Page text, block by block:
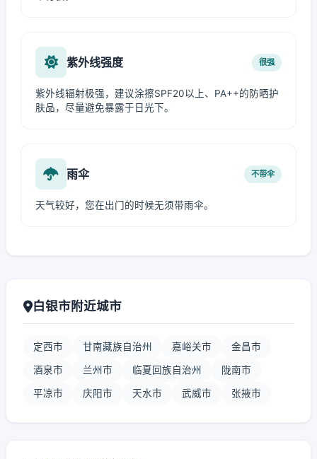
紫外线强度 很强
紫外线辐射极强，建议涂擦SPF20以上、PA++的防晒护
肤品，尽量避免暴露于日光下。
雨伞 不带伞
天气较好，您在出门的时候无须带雨伞。
白银市附近城市
定西市 甘南藏族自治州 嘉峪关市 金昌市
酒泉市 兰州市 临夏回族自治州 陇南市
平凉市 庆阳市 天水市 武威市 张掖市